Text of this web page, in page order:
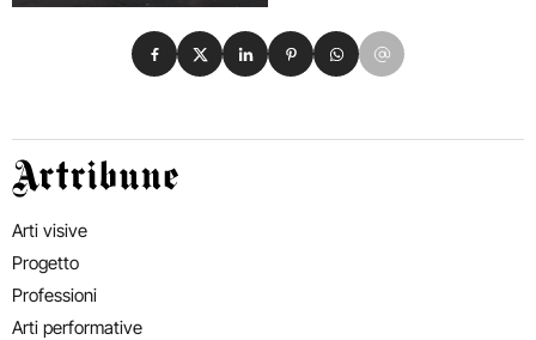
Condividi su Facebook
Condividi su X
Condividi su LinkedIn
Condividi su Pinterest
Condividi su WhatsApp
Condividi su Email
Artribune
Arti visive
Progetto
Professioni
Arti performative